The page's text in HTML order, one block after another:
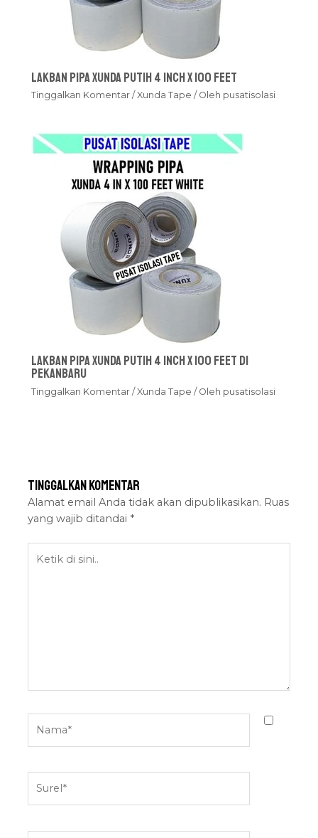
Lakban Pipa Xunda Putih 4 inch x 100 feet
Tinggalkan Komentar /Xunda Tape / Oleh pusatisolasi
Lakban Pipa Xunda Putih 4 inch x 100 feet Di
Pekanbaru
Tinggalkan Komentar /Xunda Tape / Oleh pusatisolasi
Tinggalkan Komentar
Alamat email Anda tidak akan dipublikasikan. Ruas
yang wajib ditandai *